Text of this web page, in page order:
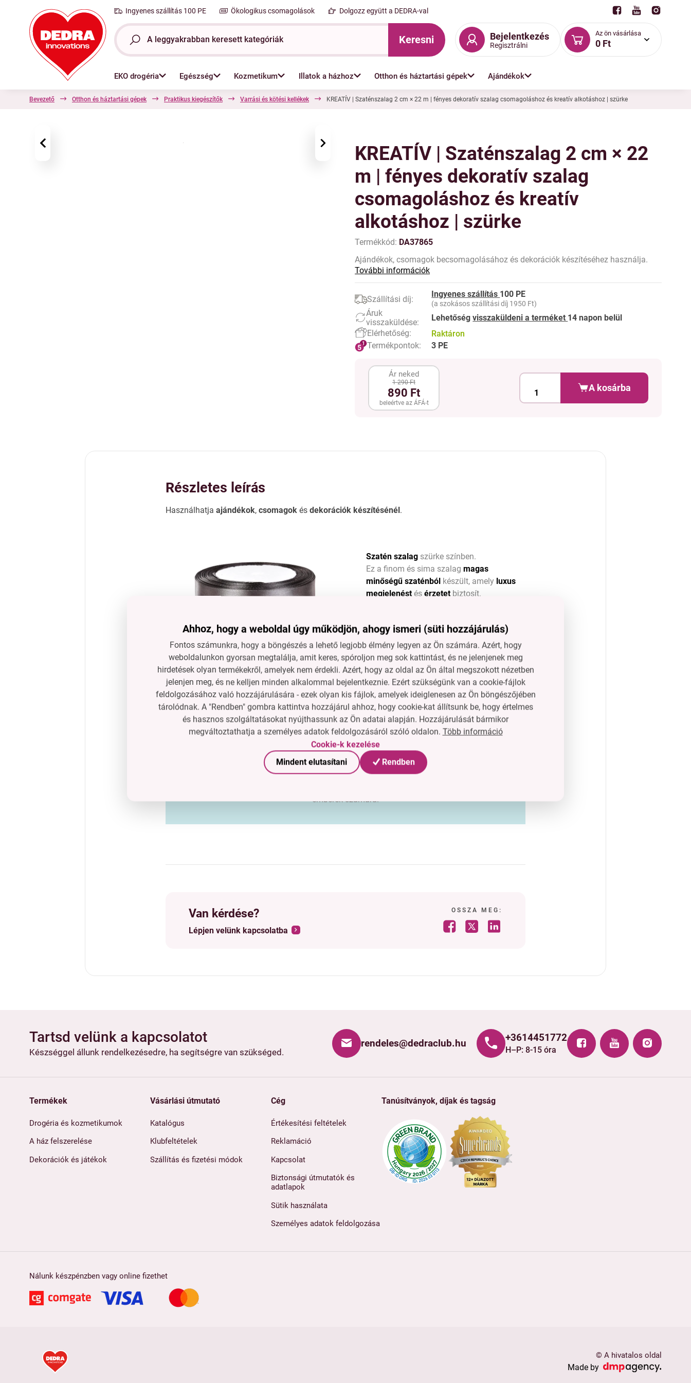
Ingyenes szállítás 100 PE Ökologikus csomagolások Dolgozz együtt a DEDRA-val
Keresni Bejelentkezés
Regisztrálni
Az ön vásárlása
0 Ft
EKO drogéria Egészség Kozmetikum Illatok a házhoz Otthon és háztartási gépek Ajándékok
Bevezető Otthon és háztartási gépek Praktikus kiegészítők Varrási és kötési kellékek KREATÍV | Szaténszalag 2 cm × 22 m | fényes dekoratív szalag csomagoláshoz és kreatív alkotáshoz | szürke
‹ ›
KREATÍV | Szaténszalag 2 cm × 22
m | fényes dekoratív szalag
csomagoláshoz és kreatív
alkotáshoz | szürke
Termékkód: DA37865
Ajándékok, csomagok becsomagolásához és dekorációk készítéséhez használja.
További információk
Szállítási díj: Ingyenes szállítás 100 PE
(a szokásos szállítási díj 1950 Ft)
Áruk
visszaküldése:
Lehetőségvisszaküldeni a terméket 14 napon belül
Elérhetőség:
Raktáron
Termékpontok:
3 PE
Ár neked
1 290 Ft
890 Ft
beleértve az ÁFÁ-t
A kosárba
Részletes leírás
Használhatjaajándékok,csomagok ésdekorációk készítésénél.
Szatén szalag szürke színben.
Ez a finom és sima szalagmagas
minőségű szaténból készült, amely luxus
megjelenéstésérzetetbiztosít.
Kiváló választás azok számára, akik
minőségi szalagot keresnek különféle
dekoratív és kreatív célokra.
Tartóssága, széles színválasztéka és elegáns megjelenése
emberek számára.
Van kérdése?
Lépjen velünk kapcsolatba
OSSZA MEG:
Tartsd velünk a kapcsolatot
Készséggel állunk rendelkezésedre, ha segítségre van szükséged.
rendeles@dedraclub.hu +3614451772
H–P: 8-15 óra
Termékek
Drogéria és kozmetikumok
A ház felszerelése
Dekorációk és játékok
Vásárlási útmutató
Katalógus
Klubfeltételek
Szállítás és fizetési módok
Cég
Értékesítési feltételek
Reklamáció
Kapcsolat
Biztonsági útmutatók és
adatlapok
Sütik használata
Személyes adatok feldolgozása
Tanúsítványok, díjak és tagság
Nálunk készpénzben vagy online fizethet
© A hivatalos oldal
Made by
Ahhoz, hogy a weboldal úgy működjön, ahogy ismeri (süti hozzájárulás)
Fontos számunkra, hogy a böngészés a lehető legjobb élmény legyen az Ön számára. Azért, hogy
weboldalunkon gyorsan megtalálja, amit keres, spóroljon meg sok kattintást, és ne jelenjenek meg
hirdetések olyan termékekről, amelyek nem érdekli. Azért, hogy az oldal az Ön által megszokott nézetben
jelenjen meg, és ne kelljen minden alkalommal bejelentkeznie. Ezért szükségünk van a cookie-fájlok
feldolgozásához való hozzájárulására - ezek olyan kis fájlok, amelyek ideiglenesen az Ön böngészőjében
tárolódnak. A "Rendben" gombra kattintva hozzájárul ahhoz, hogy cookie-kat állítsunk be, hogy értelmes
és hasznos szolgáltatásokat nyújthassunk az Ön adatai alapján. Hozzájárulását bármikor
megváltoztathatja a személyes adatok feldolgozásáról szóló oldalon. Több információ
Cookie-k kezelése
Mindent elutasítani Rendben